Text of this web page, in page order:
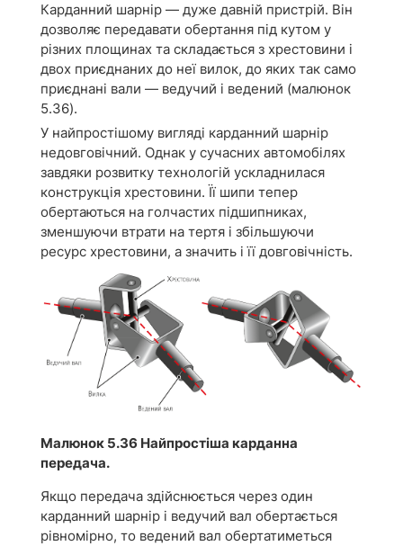
Карданний шарнір — дуже давній пристрій. Він
дозволяє передавати обертання під кутом у
різних площинах та складається з хрестовини і
двох приєднаних до неї вилок, до яких так само
приєднані вали — ведучий і ведений (малюнок
5.36).
У найпростішому вигляді карданний шарнір
недовговічний. Однак у сучасних автомобілях
завдяки розвитку технологій ускладнилася
конструкція хрестовини. Її шипи тепер
обертаються на голчастих підшипниках,
зменшуючи втрати на тертя і збільшуючи
ресурс хрестовини, а значить і її довговічність.
Малюнок 5.36 Найпростіша карданна
передача.
Якщо передача здійснюється через один
карданний шарнір і ведучий вал обертається
рівномірно, то ведений вал обертатиметься